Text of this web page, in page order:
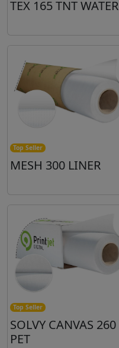
TEX 165 TNT WATER
Top Seller
MESH 300 LINER
Top Seller
SOLVY CANVAS 260
PET